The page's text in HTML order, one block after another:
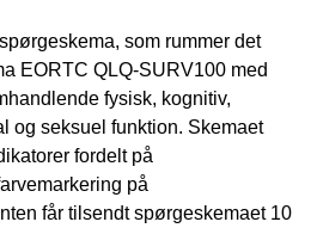
som rummer det
EORTC QLQ-SURV100 med
fysisk, kognitiv,
og seksuel funktion. Skemaet
fordelt på
på
får tilsendt spørgeskemaet 10